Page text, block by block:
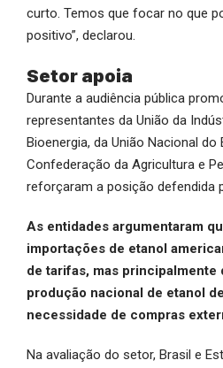
curto. Temos que focar no que
positivo”, declarou.
Setor apoia
Durante a audiência pública
representantes da União da
Bioenergia, da União Nacional
Confederação da Agricultura e
reforçaram a posição defendida
As entidades argumentaram
importações de etanol
de tarifas, mas principalmente
produção nacional de etanol
necessidade de compras
Na avaliação do setor, Brasil e